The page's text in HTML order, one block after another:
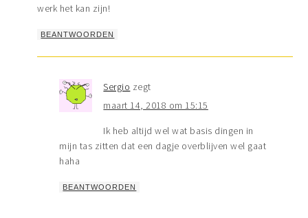
werk het kan zijn!
BEANTWOORDEN
Sergio zegt
maart 14, 2018 om 15:15
Ik heb altijd wel wat basis dingen in
mijn tas zitten dat een dagje overblijven wel gaat
haha
BEANTWOORDEN